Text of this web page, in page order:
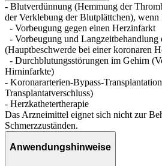
- Blutverdünnung (Hemmung der
der Verklebung der Blutplättchen), wenn
- Vorbeugung gegen einen Herzinfarkt
- Vorbeugung und Langzeitbehandlung
(Hauptbeschwerde bei einer koronaren
- Durchblutungsstörungen im Gehirn
Hirninfarkte)
- Koronararterien-Bypass-
Transplantatverschluss)
- Herzkathetertherapie
Das Arzneimittel eignet sich nicht zur
Schmerzzuständen.
Anwendungshinweise